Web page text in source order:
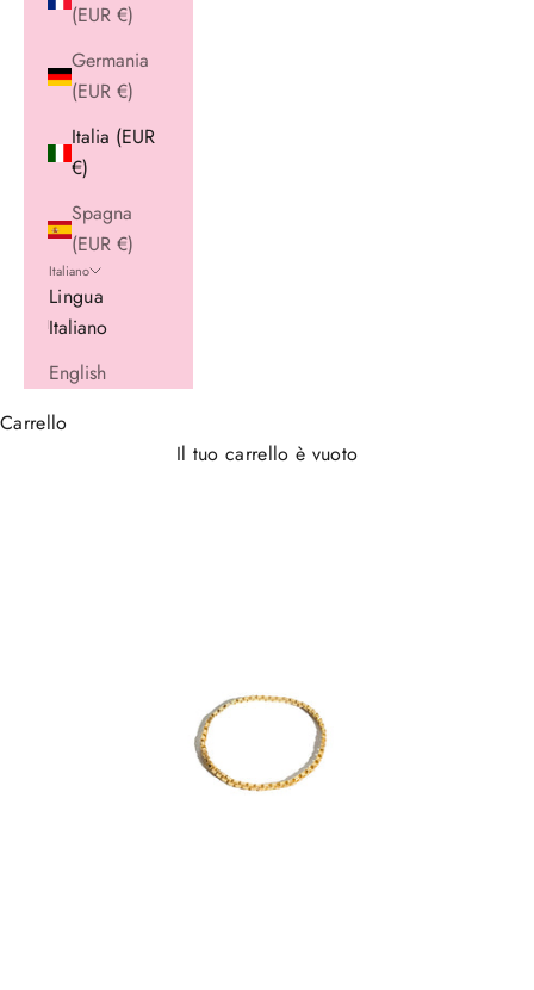
(EUR €)
Germania
(EUR €)
Italia (EUR
€)
Spagna
(EUR €)
Italiano
Lingua
Italiano
English
Carrello
Il tuo carrello è vuoto